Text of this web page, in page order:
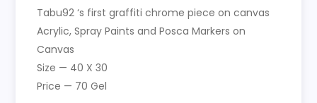
Tabu92 ‘s first graffiti chrome piece on canvas
Acrylic, Spray Paints and Posca Markers on
Canvas
Size — 40 X 30
Price — 70 Gel